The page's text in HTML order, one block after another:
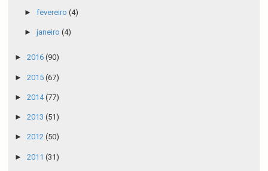
► fevereiro (4)
► janeiro (4)
► 2016 (90)
► 2015 (67)
► 2014(77)
► 2013 (51)
► 2012 (50)
► 2011 (31)